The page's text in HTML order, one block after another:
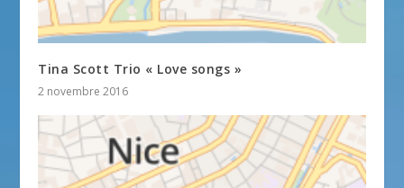
Tina Scott Trio « Love songs »
2 novembre 2016